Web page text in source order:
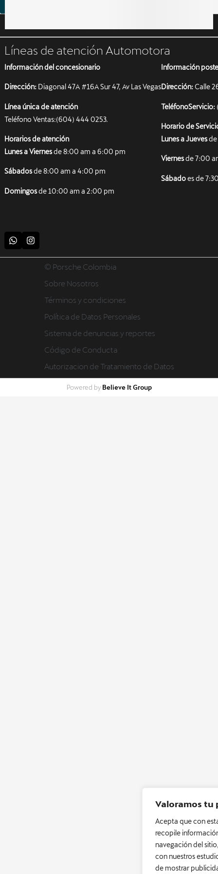
Valoramos tu
Acepta que con
recopile
navegación del
con nuestros
de mostrar
Líneas de atención Automotora
Información del concesionario
Dirección:Diagonal 47A #16A Sur 47, Av Las Vegas
Línea única de atención
Teléfono Ventas:(604) 444 0253.
Horarios de atención
Lunes a Viernesde 8:00 am a 6:00 pm
Sábadosde 8:00 am a 4:00 pm
Domingosde 10:00 am a 2:00 pm
Información
Dirección:Calle
TeléfonoServicio:
Horario de
Lunes a Juevesde
Viernesde 7:00
Sábadoes de
© Porsche Colombia
Sobre Nosotros
Términos y condiciones
Política de Datos Personales
Sistema de denuncias y reportes
Código de Conducta
Autorizacion de Tratamiento de Datos
Powered by Believe It Group